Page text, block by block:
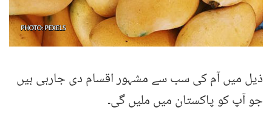
ذیل میں آم کی سب سے مشہور اقسام دی جارہی ہیں
جو آپ کو پاکستان میں ملیں گی۔